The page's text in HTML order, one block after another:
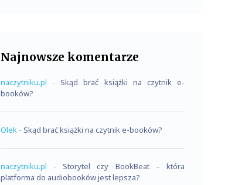
Najnowsze komentarze
naczytniku.pl - Skąd brać książki na czytnik e-
booków?
Olek - Skąd brać książki na czytnik e-booków?
naczytniku.pl - Storytel czy BookBeat – która
platforma do audiobooków jest lepsza?